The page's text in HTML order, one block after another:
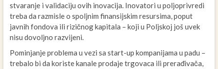
stvaranje i validaciju ovih inovacija. Inovatori u poljoprivredi
treba da razmisle o spoljnim finansijskim resursima, poput
javnih fondova ili rizičnog kapitala – koji u Poljskoj još uvek
nisu dovoljno razvijeni.
Pominjanje problema u vezi sa start-up kompanijama u padu –
trebalo bi da koriste kanale prodaje trgovaca ili prerađivača,